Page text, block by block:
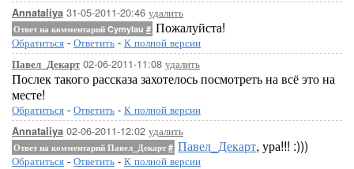
Annataliya 31-05-2011-20:46 удалить
Ответ на комментарий Cymylau # Пожалуйста!
Обратиться - Ответить - К полной версии
Павел_Декарт02-06-2011-11:08 удалить
Послек такого рассказа захотелось посмотреть на всё это на
месте!
Обратиться - Ответить - К полной версии
Annataliya 02-06-2011-12:02 удалить
Ответ на комментарий Павел_Декарт# Павел_Декарт, ура!!! :)))
Обратиться - Ответить - К полной версии